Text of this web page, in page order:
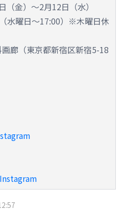
金）～2月12日（水）
水曜日～17:00）※木曜日休
廊（東京都新宿区新宿5-18